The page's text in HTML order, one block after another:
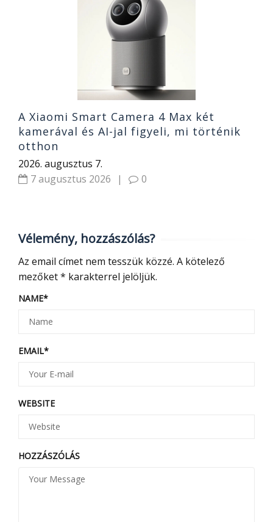
A Xiaomi Smart Camera 4 Max két
kamerával és AI-jal figyeli, mi történik
otthon
2026. augusztus 7.
7 augusztus 2026
| 0
Vélemény, hozzászólás?
Az email címet nem tesszük közzé. A kötelező
mezőket* karakterrel jelöljük.
NAME*
EMAIL*
WEBSITE
HOZZÁSZÓLÁS